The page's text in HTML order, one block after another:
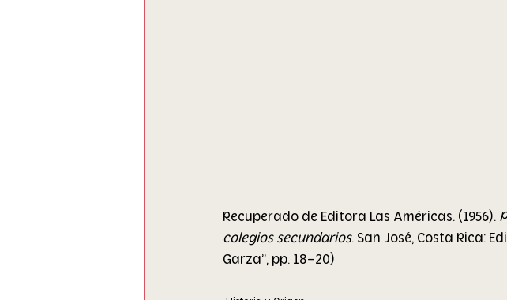
Recuperado de Editora Las Américas. (1956).
colegios secundarios. San José, Costa Rica:
Garza”, pp. 18–20)